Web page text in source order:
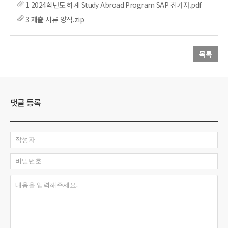
1 2024학년도 하계 Study Abroad Program SAP 참가자.pdf
3 제출 서류 양식.zip
목록
댓글 등록
작성자
비밀번호
내용을 입력해주세요.